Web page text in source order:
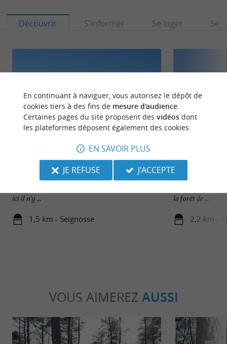
Découvrir S'informer Se loger Se
Plage des Casernes
Les Casernes, c'est la plage la plus au nord et la
ici il n’y ...
1,5 km - Seignosse
Seignosse
La côte Sud des
la forêt de ...
2,2 km -
VOUS AIMEREZ AUSSI
En continuant à naviguer, vous autorisez le dépôt de
cookies tiers à des fins de mesure d'audience.
Certaines pages du site proposent des vidéosdont
les plateformes déposent également des cookies.
EN SAVOIR PLUS
JE REFUSE
J'ACCEPTE